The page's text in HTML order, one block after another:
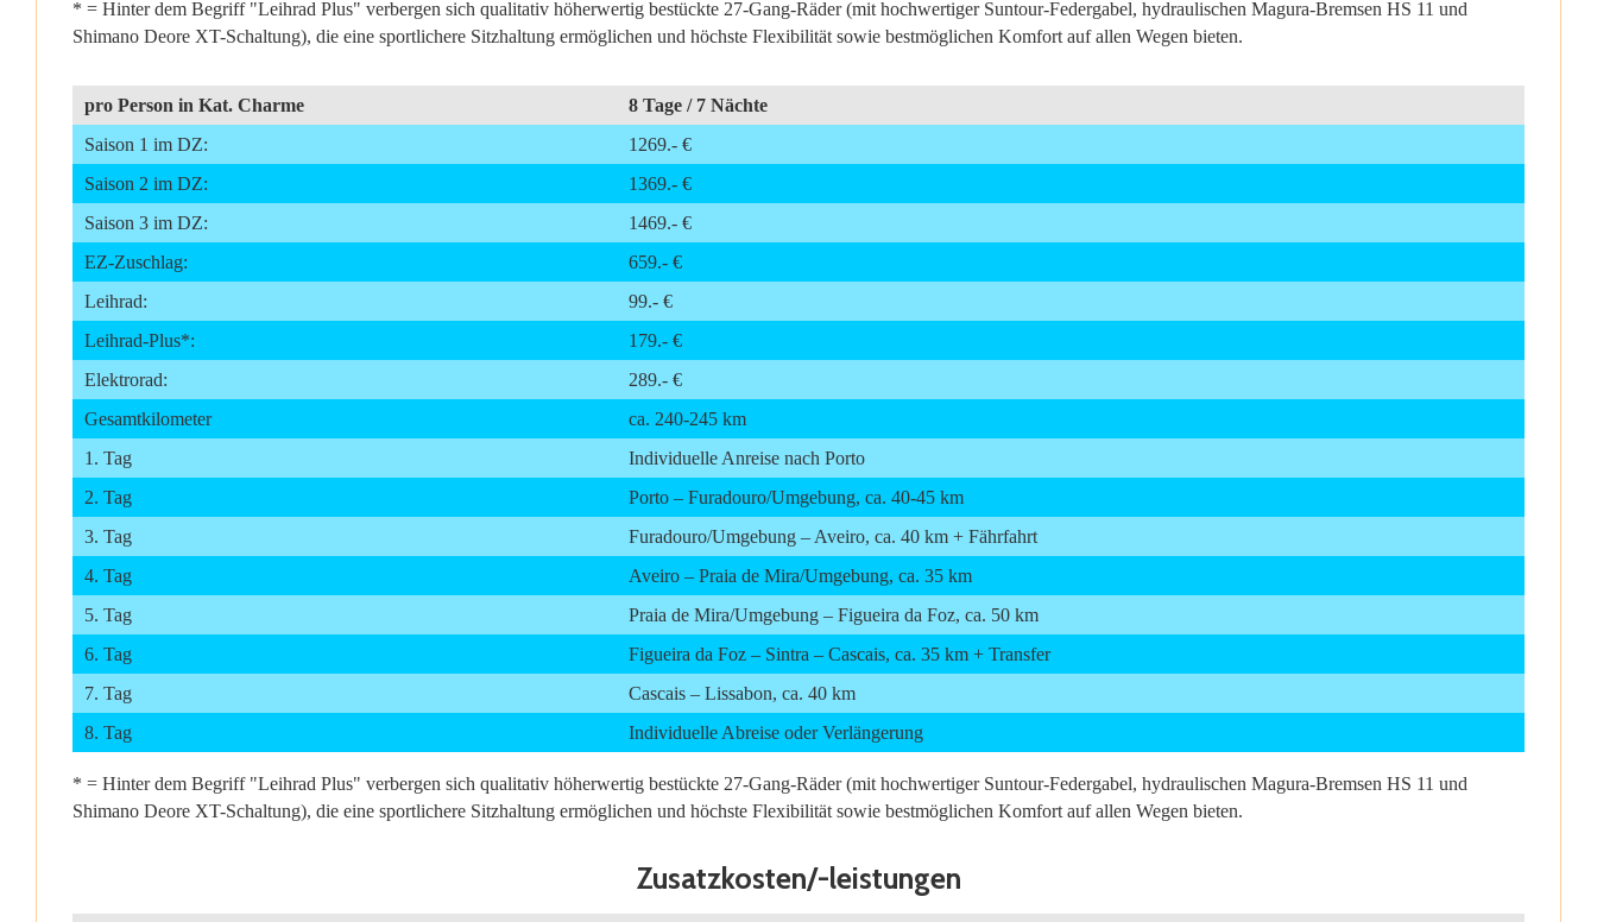
* = Hinter dem Begriff "Leihrad Plus" verbergen sich qualitativ höherwertig bestückte 27-Gang-Räder (mit hochwertiger Suntour-Federgabel, hydraulischen Magura-Bremsen HS 11 und
Shimano Deore XT-Schaltung), die eine sportlichere Sitzhaltung ermöglichen und höchste Flexibilität sowie bestmöglichen Komfort auf allen Wegen bieten.
pro Person in Kat. Charme
8 Tage / 7 Nächte
Saison 1 im DZ:
1269.- €
Saison 2 im DZ:
1369.- €
Saison 3 im DZ:
1469.- €
EZ-Zuschlag:
659.- €
Leihrad:
99.- €
Leihrad-Plus*:
179.- €
Elektrorad:
289.- €
Gesamtkilometer
ca. 240-245 km
1. Tag
Individuelle Anreise nach Porto
2. Tag
Porto – Furadouro/Umgebung, ca. 40-45 km
3. Tag
Furadouro/Umgebung – Aveiro, ca. 40 km + Fährfahrt
4. Tag
Aveiro – Praia de Mira/Umgebung, ca. 35 km
5. Tag
Praia de Mira/Umgebung – Figueira da Foz, ca. 50 km
6. Tag
Figueira da Foz – Sintra – Cascais, ca. 35 km + Transfer
7. Tag
Cascais – Lissabon, ca. 40 km
8. Tag
Individuelle Abreise oder Verlängerung
* = Hinter dem Begriff "Leihrad Plus" verbergen sich qualitativ höherwertig bestückte 27-Gang-Räder (mit hochwertiger Suntour-Federgabel, hydraulischen Magura-Bremsen HS 11 und
Shimano Deore XT-Schaltung), die eine sportlichere Sitzhaltung ermöglichen und höchste Flexibilität sowie bestmöglichen Komfort auf allen Wegen bieten.
Zusatzkosten/-leistungen